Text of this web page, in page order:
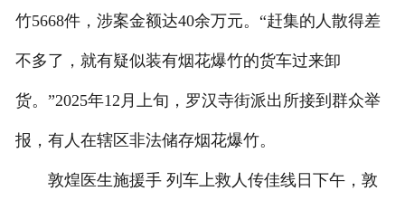
竹5668件，涉案金额达40余万元。“赶集的人散得差
不多了，就有疑似装有烟花爆竹的货车过来卸
货。”2025年12月上旬，罗汉寺街派出所接到群众举
报，有人在辖区非法储存烟花爆竹。
敦煌医生施援手 列车上救人传佳线日下午，敦